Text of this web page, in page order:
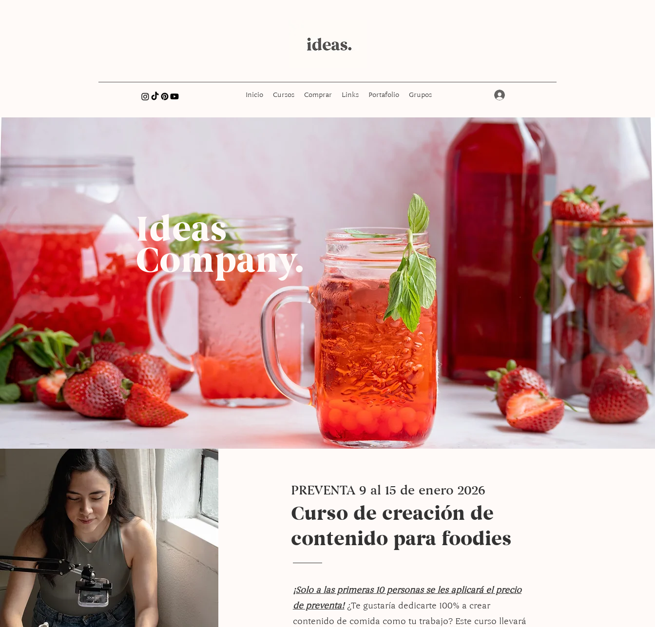
xatellez@gmail.com Inicio Cursos Comprar Links Portafolio Grupos
Ideas
Company.
PREVENTA 9 al 15 de enero 2026
Curso de creación de
contenido para foodies
¡Solo a las primeras 10 personas se les aplicará el precio
de preventa!¿Te gustaría dedicarte 100% a crear
contenido de comida como tu trabajo? Este curso llevará